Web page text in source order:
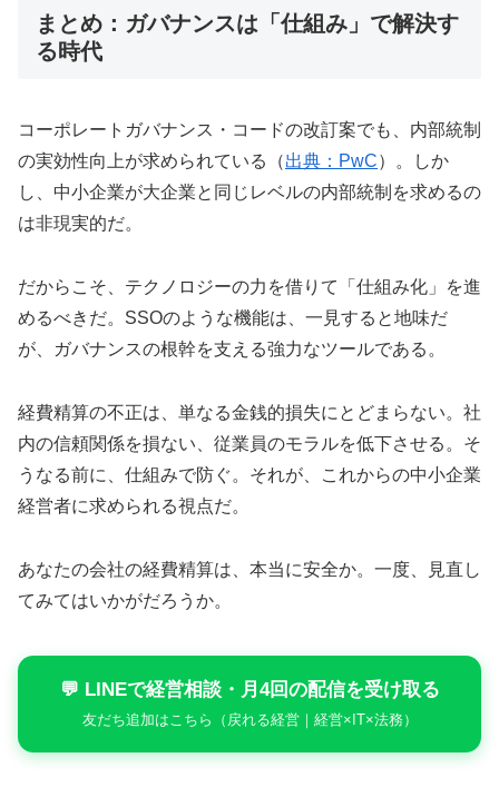
まとめ：ガバナンスは「仕組み」で解決す
る時代
コーポレートガバナンス・コードの改訂案でも、内部統制
の実効性向上が求められている（出典：PwC）。しか
し、中小企業が大企業と同じレベルの内部統制を求めるの
は非現実的だ。
だからこそ、テクノロジーの力を借りて「仕組み化」を進
めるべきだ。SSOのような機能は、一見すると地味だ
が、ガバナンスの根幹を支える強力なツールである。
経費精算の不正は、単なる金銭的損失にとどまらない。社
内の信頼関係を損ない、従業員のモラルを低下させる。そ
うなる前に、仕組みで防ぐ。それが、これからの中小企業
経営者に求められる視点だ。
あなたの会社の経費精算は、本当に安全か。一度、見直し
てみてはいかがだろうか。
💬 LINEで経営相談・月4回の配信を受け取る
友だち追加はこちら（戻れる経営｜経営×IT×法務）